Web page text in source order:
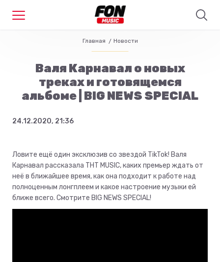
Главная Новости
Валя Карнавал о новых
треках и готовящемся
альбоме | BIG NEWS SPECIAL
24.12.2020, 21:36
Ловите ещё один эксклюзив со звездой TikTok! Валя
Карнавал рассказала ТНТ MUSIC, каких премьер ждать от
неё в ближайшее время, как она подходит к работе над
полноценным лонгплеем и какое настроение музыки ей
ближе всего. Смотрите BIG NEWS SPECIAL!